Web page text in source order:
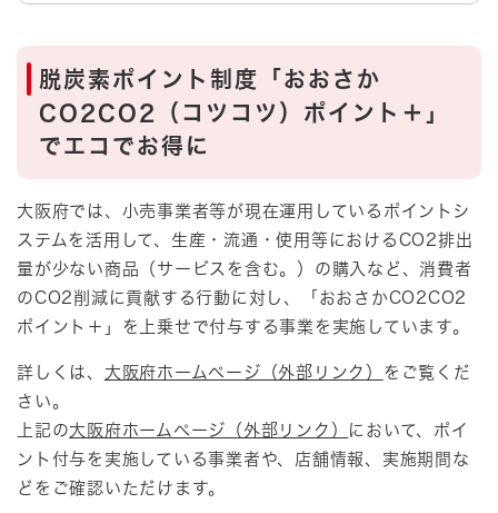
脱炭素ポイント制度「おおさか
CO2CO2（コツコツ）ポイント＋」
でエコでお得に
大阪府では、小売事業者等が現在運用しているポイントシ
ステムを活用して、生産・流通・使用等におけるCO2排出
量が少ない商品（サービスを含む。）の購入など、消費者
のCO2削減に貢献する行動に対し、「おおさかCO2CO2
ポイント＋」を上乗せで付与する事業を実施しています。
詳しくは、 大阪府ホームページ（外部リンク） をご覧くだ
さい。
上記の大阪府ホームページ（外部リンク）
において、ポイ
ント付与を実施している事業者や、店舗情報、実施期間な
どをご確認いただけます。